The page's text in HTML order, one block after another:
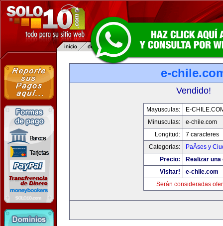
e-
Vendido!
Mayusculas:
E-
Minusculas:
e-chile.com
Longitud:
7 caracteres
Categorias:
PaÃ­ses y
Precio:
Realizar
Visitar!
e-chile.com
Serán consideradas